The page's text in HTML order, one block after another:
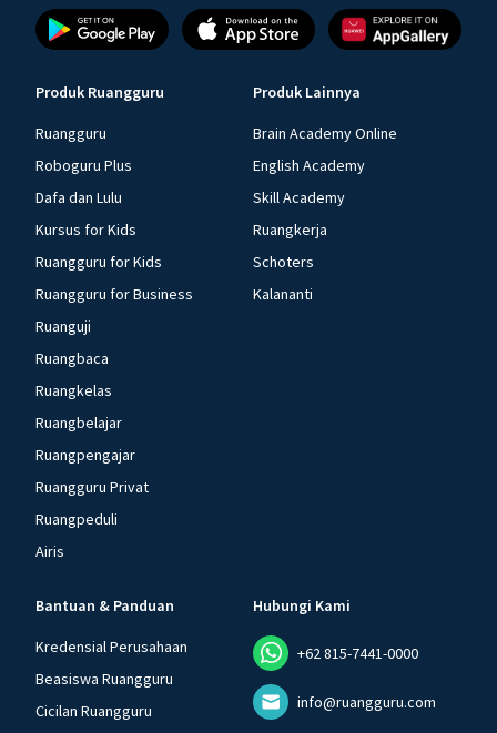
Produk Ruangguru
Ruangguru
Roboguru Plus
Dafa dan Lulu
Kursus for Kids
Ruangguru for Kids
Ruangguru for Business
Ruanguji
Ruangbaca
Ruangkelas
Ruangbelajar
Ruangpengajar
Ruangguru Privat
Ruangpeduli
Airis
Produk Lainnya
Brain Academy Online
English Academy
Skill Academy
Ruangkerja
Schoters
Kalananti
Bantuan & Panduan
Kredensial Perusahaan
Beasiswa Ruangguru
Cicilan Ruangguru
Hubungi Kami
+62 815-7441-0000
info@ruangguru.com